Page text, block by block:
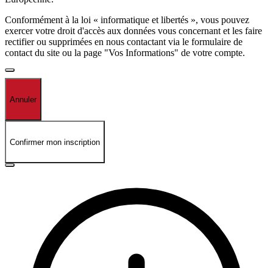
Conformément à la loi « informatique et libertés », vous pouvez
exercer votre droit d'accès aux données vous concernant et les faire
rectifier ou supprimées en nous contactant via le formulaire de
contact du site ou la page "Vos Informations" de votre compte.
Annuler
Confirmer mon inscription